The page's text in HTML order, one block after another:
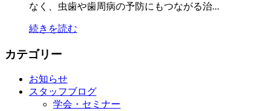
なく、虫歯や歯周病の予防にもつながる治...
続きを読む
カテゴリー
お知らせ
スタッフブログ
学会・セミナー